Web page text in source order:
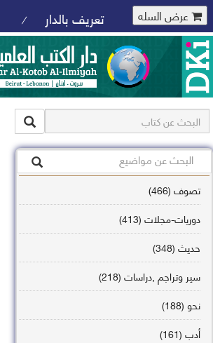
عرض السله تعريف بالدار /
تصوف (466)
دوريات-مجلات (413)
حديث (348)
سير وتراجم ,دراسات (218)
نحو (188)
أدب (161)